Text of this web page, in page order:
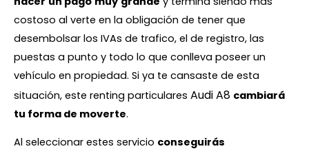
costoso al verte en la obligación de tener que
desembolsar los IVAs de trafico, el de registro, las
puestas a punto y todo lo que conlleva poseer un
vehículo en propiedad. Si ya te cansaste de esta
situación, este renting particulares Audi A8 cambiará
tu forma de moverte.
Al seleccionar estes servicio conseguirás